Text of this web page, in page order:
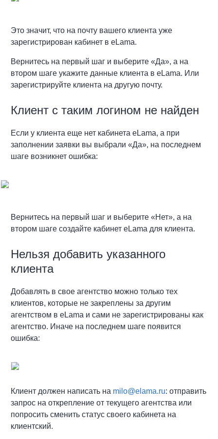
Это значит, что на почту вашего клиента уже
зарегистрирован кабинет в eLama.
Вернитесь на первый шаг и выберите «Да», а на
втором шаге укажите данные клиента в eLama. Или
зарегистрируйте клиента на другую почту.
Клиент с таким логином не найден
Если у клиента еще нет кабинета eLama, а при
заполнении заявки вы выбрали «Да», на последнем
шаге возникнет ошибка:
Вернитесь на первый шаг и выберите «Нет», а на
втором шаге создайте кабинет eLama для клиента.
Нельзя добавить указанного
клиента
Добавлять в свое агентство можно только тех
клиентов, которые не закреплены за другим
агентством в eLama и сами не зарегистрированы как
агентство. Иначе на последнем шаге появится
ошибка:
Клиент должен написать на milo@elama.ru: отправить
запрос на открепление от текущего агентства или
попросить сменить статус своего кабинета на
клиентский.